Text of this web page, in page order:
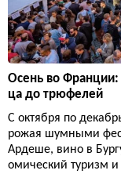
Осень во Франции:
ца до трюфелей
С октября по
рожая шумными
Ардеше, вино в
омический туризм